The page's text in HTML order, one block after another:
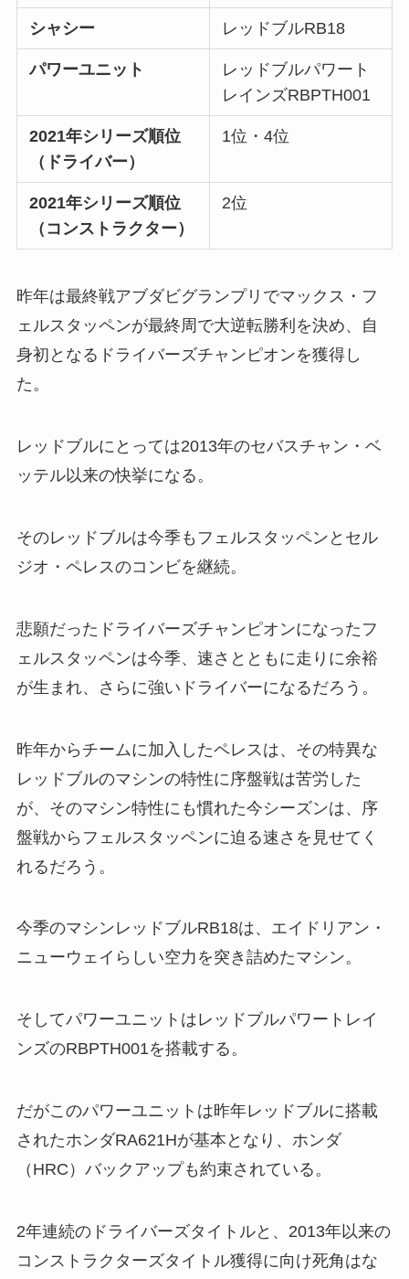
シャシー レッドブルRB18
パワーユニット
レッドブルパワート
レインズRBPTH001
2021年シリーズ順位
（ドライバー）
1位・4位
2021年シリーズ順位
（コンストラクター）
2位
昨年は最終戦アブダビグランプリでマックス・フ
ェルスタッペンが最終周で大逆転勝利を決め、自
身初となるドライバーズチャンピオンを獲得し
た。
レッドブルにとっては2013年のセバスチャン・ベ
ッテル以来の快挙になる。
そのレッドブルは今季もフェルスタッペンとセル
ジオ・ペレスのコンビを継続。
悲願だったドライバーズチャンピオンになったフ
ェルスタッペンは今季、速さとともに走りに余裕
が生まれ、さらに強いドライバーになるだろう。
昨年からチームに加入したペレスは、その特異な
レッドブルのマシンの特性に序盤戦は苦労した
が、そのマシン特性にも慣れた今シーズンは、序
盤戦からフェルスタッペンに迫る速さを見せてく
れるだろう。
今季のマシンレッドブルRB18は、エイドリアン・
ニューウェイらしい空力を突き詰めたマシン。
そしてパワーユニットはレッドブルパワートレイ
ンズのRBPTH001を搭載する。
だがこのパワーユニットは昨年レッドブルに搭載
されたホンダRA621Hが基本となり、ホンダ
（HRC）バックアップも約束されている。
2年連続のドライバーズタイトルと、2013年以来の
コンストラクターズタイトル獲得に向け死角はな